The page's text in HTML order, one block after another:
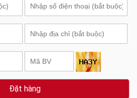
Đặt hàng